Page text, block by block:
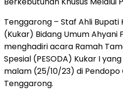
Tenggarong – Staf Ahli
(Kukar) Bidang Umum Ahyani
menghadiri acara Ramah
Spesial (PESODA) Kukar I
malam (25/10/23) di Pendopo
Tenggarong.